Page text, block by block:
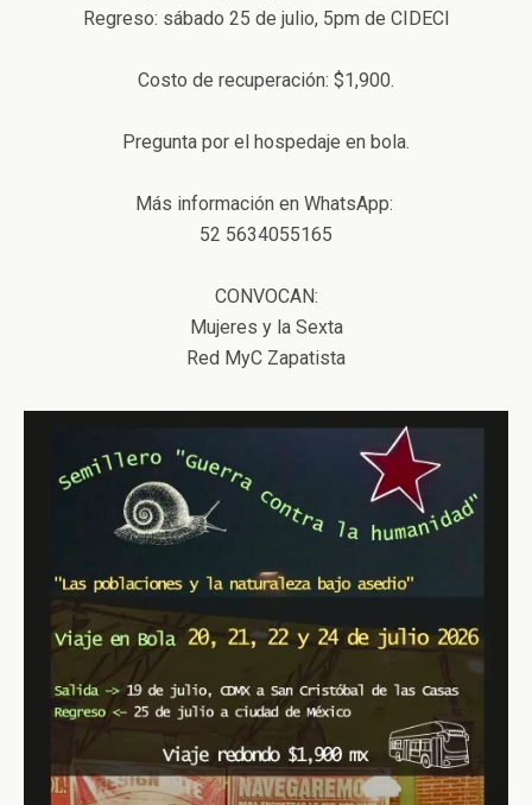
Regreso: sábado 25 de julio, 5pm de CIDECI
Costo de recuperación: $1,900.
Pregunta por el hospedaje en bola.
Más información en WhatsApp:
52 5634055165
CONVOCAN:
Mujeres y la Sexta
Red MyC Zapatista